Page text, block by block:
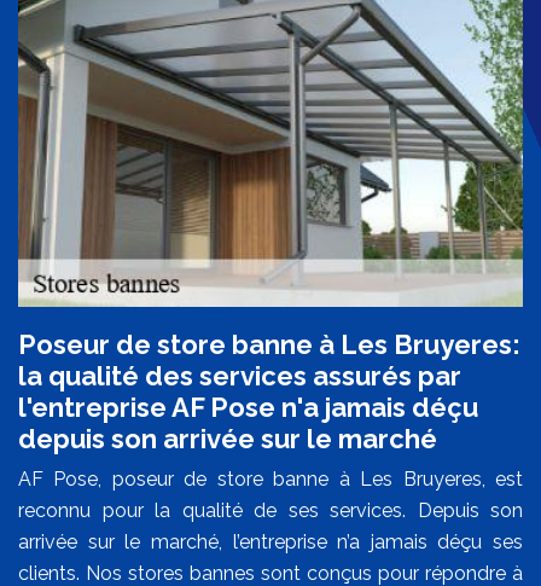
Poseur de store banne à Les Bruyeres:
la qualité des services assurés par
l'entreprise AF Pose n'a jamais déçu
depuis son arrivée sur le marché
AF Pose, poseur de store banne à Les Bruyeres, est
reconnu pour la qualité de ses services. Depuis son
arrivée sur le marché, l’entreprise n’a jamais déçu ses
clients. Nos stores bannes sont conçus pour répondre à